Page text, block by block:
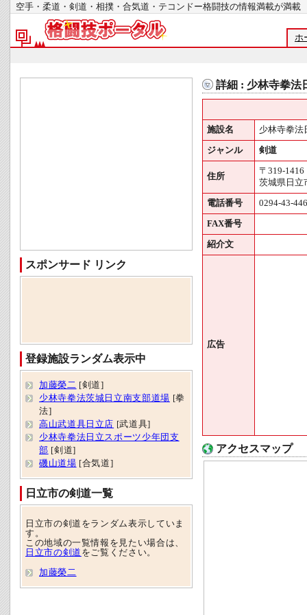
空手・柔道・剣道・相撲・合気道・テコンドー格闘技の情報満載が
ホ
詳細 : 少林寺拳法
施設名 少林寺拳法
ジャンル 剣道
住所
〒319-1416
茨城県日立
電話番号 0294-43-
FAX番号
紹介文
広告
アクセスマップ
スポンサード リンク
登録施設ランダム表示中
加藤榮二 [剣道]
少林寺拳法茨城日立南支部道場 [拳
法]
高山武道具日立店 [武道具]
少林寺拳法日立スポーツ少年団支
部 [剣道]
磯山道場 [合気道]
日立市の剣道一覧
日立市の剣道をランダム表示していま
す。
この地域の一覧情報を見たい場合は、
日立市の剣道 をご覧ください。
加藤榮二